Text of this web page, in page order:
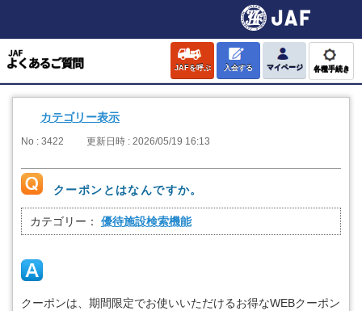
JAFを呼ぶ 入会する マイページ 各種手続き
カテゴリー表示
No : 3422 更新日時 : 2026/05/19 16:13
クーポンとはなんですか。
カテゴリー： 優待施設検索機能
クーポンは、期間限定でお使いいただけるお得なWEBクーポン